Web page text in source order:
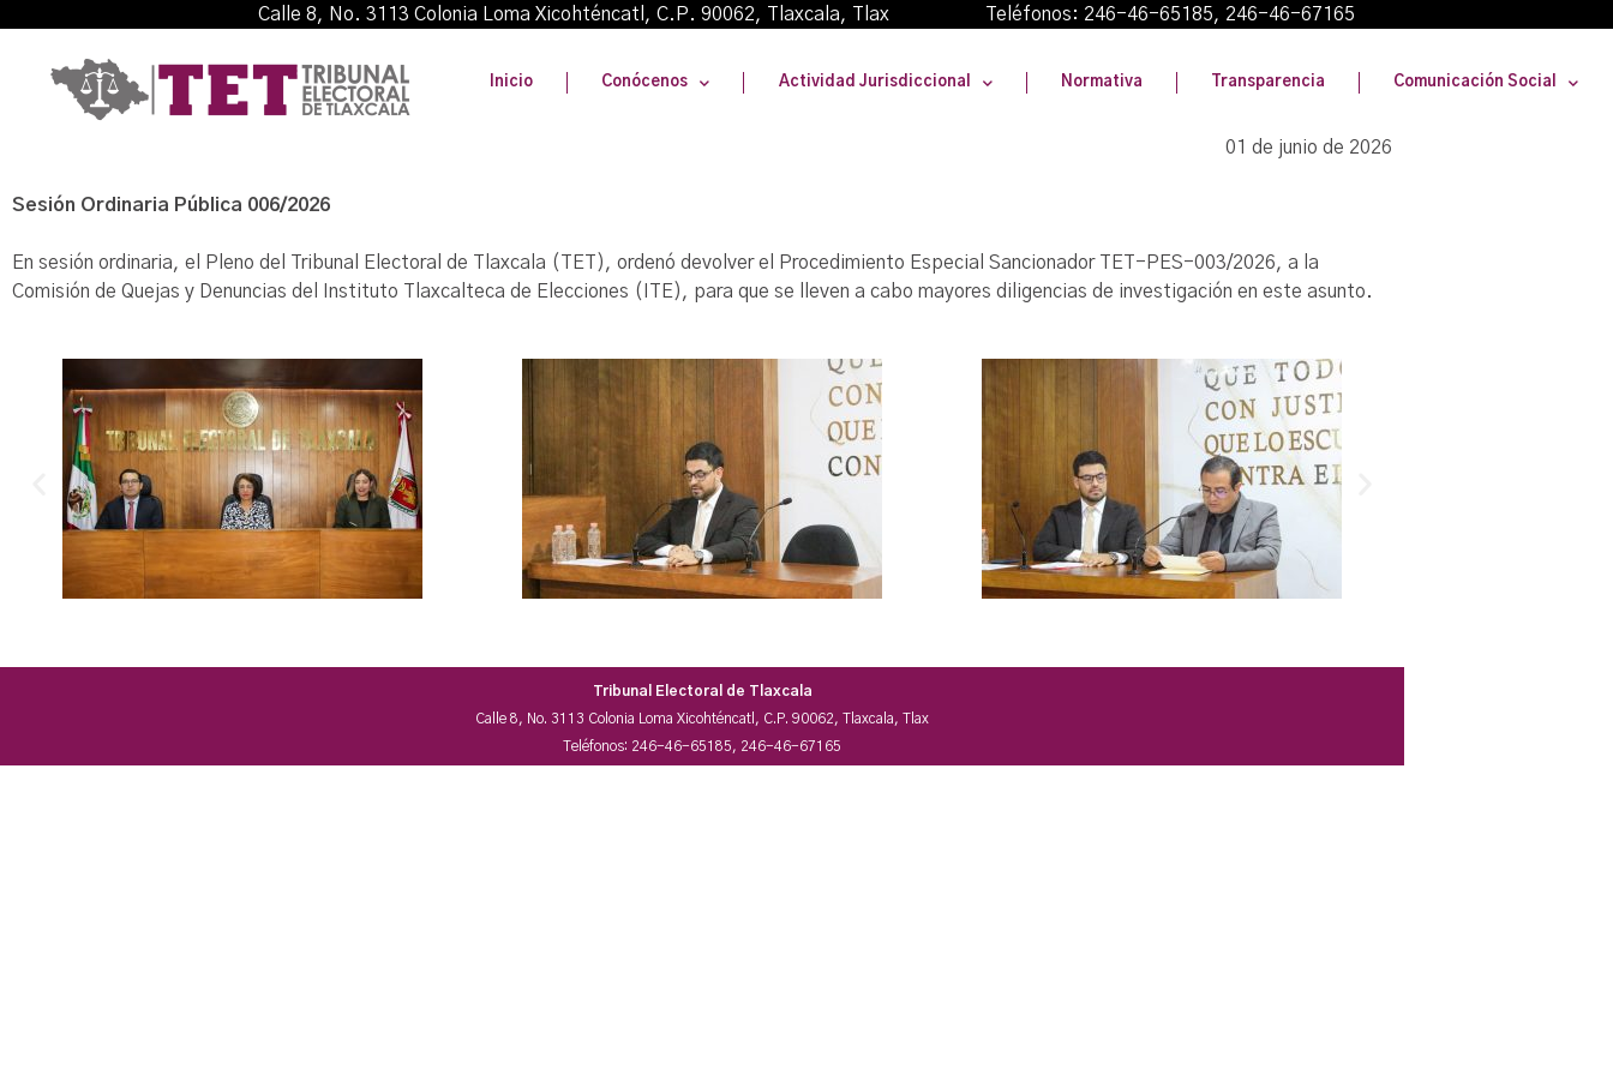
Calle 8, No. 3113 Colonia Loma Xicohténcatl, C.P. 90062, Tlaxcala, Tlax Teléfonos: 246-46-65185, 246-46-67165
Inicio Conócenos Actividad Jurisdiccional Normativa Transparencia Comunicación Social
01 de junio de 2026
Sesión Ordinaria Pública 006/2026
En sesión ordinaria, el Pleno del Tribunal Electoral de Tlaxcala (TET), ordenó devolver el Procedimiento Especial Sancionador TET-PES-003/2026, a la
Comisión de Quejas y Denuncias del Instituto Tlaxcalteca de Elecciones (ITE), para que se lleven a cabo mayores diligencias de investigación en este asunto.
Tribunal Electoral de Tlaxcala
Calle 8, No. 3113 Colonia Loma Xicohténcatl, C.P. 90062, Tlaxcala, Tlax
Teléfonos: 246-46-65185, 246-46-67165